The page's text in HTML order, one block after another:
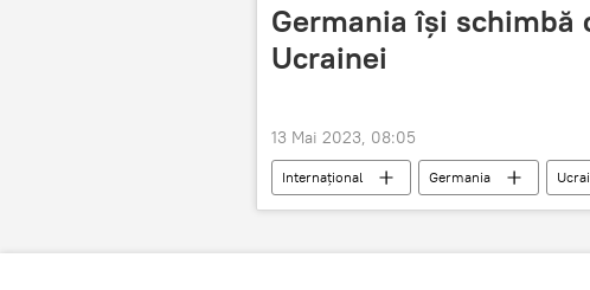
Germania îşi schimbă
Ucrainei
13 Mai 2023, 08:05
Internațional Germania